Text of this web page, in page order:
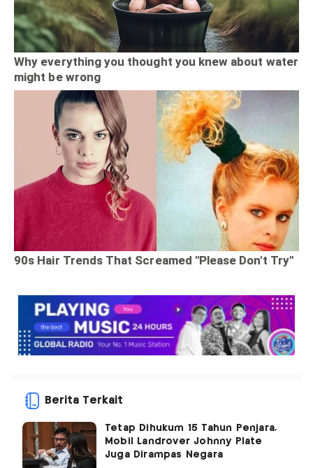
Berita Terkait
Tetap Dihukum 15 Tahun Penjara,
Mobil Landrover Johnny Plate
Juga Dirampas Negara